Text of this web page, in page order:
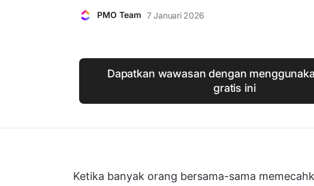
PMO Team 7 Januari 2026
Dapatkan wawasan dengan
gratis ini
Ketika banyak orang bersama-sama